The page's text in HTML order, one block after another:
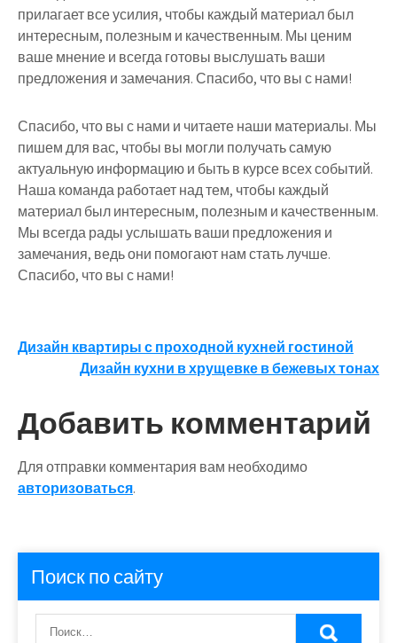
прилагает все усилия, чтобы каждый материал был
интересным, полезным и качественным. Мы ценим
ваше мнение и всегда готовы выслушать ваши
предложения и замечания. Спасибо, что вы с нами!
Спасибо, что вы с нами и читаете наши материалы. Мы
пишем для вас, чтобы вы могли получать самую
актуальную информацию и быть в курсе всех событий.
Наша команда работает над тем, чтобы каждый
материал был интересным, полезным и качественным.
Мы всегда рады услышать ваши предложения и
замечания, ведь они помогают нам стать лучше.
Спасибо, что вы с нами!
Навигация
записям
Дизайн квартиры с проходной кухней гостиной
Дизайн кухни в хрущевке в бежевых тонах
Добавить комментарий
Для отправки комментария вам необходимо
авторизоваться.
Поиск по сайту